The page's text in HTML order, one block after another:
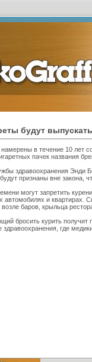
будут
в течение 10 лет
пачек названия
здравоохранения
признаны вне закона,
могут запретить
автомобилях и квартирах.
возле баров, крыльца
бросить курить
где